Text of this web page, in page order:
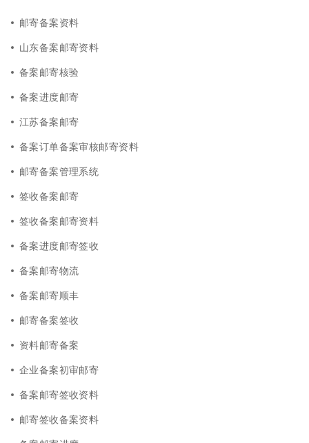
邮寄备案资料
山东备案邮寄资料
备案邮寄核验
备案进度邮寄
江苏备案邮寄
备案订单备案审核邮寄资料
邮寄备案管理系统
签收备案邮寄
签收备案邮寄资料
备案进度邮寄签收
备案邮寄物流
备案邮寄顺丰
邮寄备案签收
资料邮寄备案
企业备案初审邮寄
备案邮寄签收资料
邮寄签收备案资料